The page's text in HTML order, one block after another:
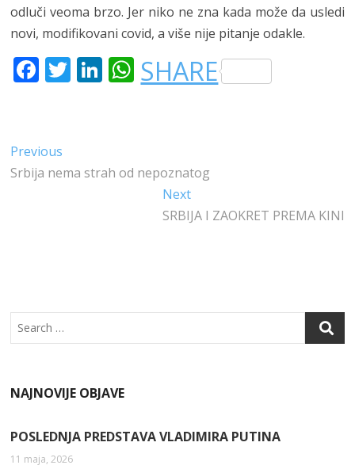
odluči veoma brzo. Jer niko ne zna kada može da usledi
novi, modifikovani covid, a više nije pitanje odakle.
F
E
B
T
E
LI
DI
W
H
S
SHARE
Kretanje
članka
Previous
post:
Srbija nema strah od nepoznatog
NextNext
post:
SRBIJA I ZAOKRET PREMA KINI
Search
NAJNOVIJE OBJAVE
POSLEDNJA PREDSTAVA VLADIMIRA PUTINA
11 maja, 2026